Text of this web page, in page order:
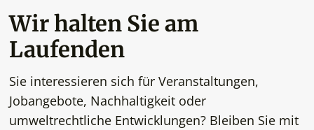
Wir halten Sie am
Laufenden
Sie interessieren sich für Veranstaltungen,
Jobangebote, Nachhaltigkeit oder
umweltrechtliche Entwicklungen? Bleiben Sie mit